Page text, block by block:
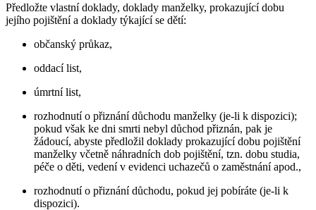
Předložte vlastní doklady, doklady manželky, prokazující dobu
jejího pojištění a doklady týkající se dětí:
občanský průkaz,
oddací list,
úmrtní list,
rozhodnutí o přiznání důchodu manželky (je-li k dispozici);
pokud však ke dni smrti nebyl důchod přiznán, pak je
žádoucí, abyste předložil doklady prokazující dobu pojištění
manželky včetně náhradních dob pojištění, tzn. dobu studia,
péče o děti, vedení v evidenci uchazečů o zaměstnání apod.,
rozhodnutí o přiznání důchodu, pokud jej pobíráte (je-li k
dispozici).